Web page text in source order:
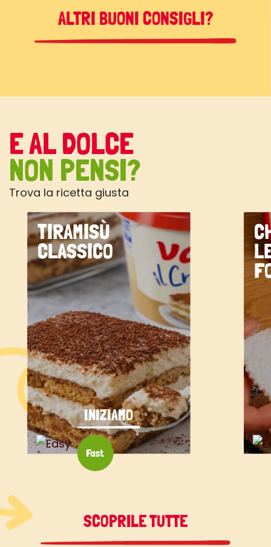
ALTRI BUONI CONSIGLI?
E AL DOLCE
NON PENSI?
Trova la ricetta giusta
TIRAMISÙ
CLASSICO
INIZIAMO
SCOPRILE TUTTE